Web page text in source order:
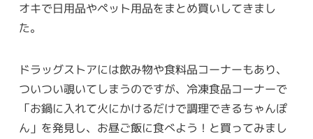
オキで日用品やペット用品をまとめ買いしてきまし
た。
ドラッグストアには飲み物や食料品コーナーもあり、
ついつい覗いてしまうのですが、冷凍食品コーナーで
「お鍋に入れて火にかけるだけで調理できるちゃんぽ
ん」を発見し、お昼ご飯に食べよう！と買ってみまし